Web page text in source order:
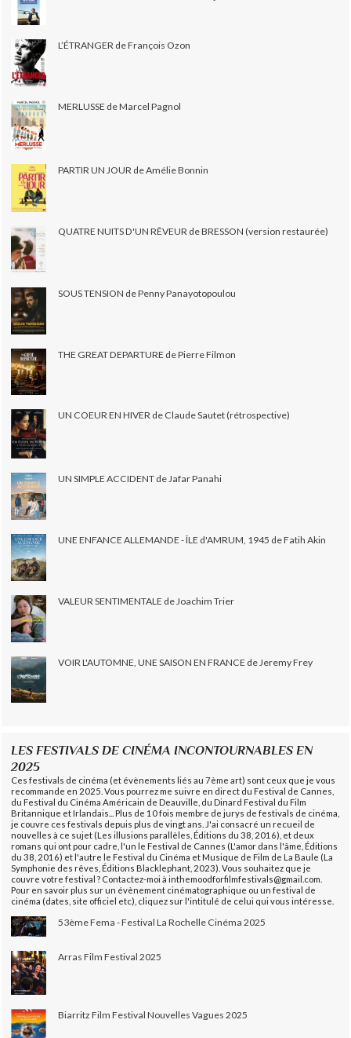
L’ÉTRANGER de François Ozon
MERLUSSE de Marcel Pagnol
PARTIR UN JOUR de Amélie Bonnin
QUATRE NUITS D'UN RÊVEUR de BRESSON (version restaurée)
SOUS TENSION de Penny Panayotopoulou
THE GREAT DEPARTURE de Pierre Filmon
UN COEUR EN HIVER de Claude Sautet (rétrospective)
UN SIMPLE ACCIDENT de Jafar Panahi
UNE ENFANCE ALLEMANDE - ÎLE d'AMRUM, 1945 de Fatih Akin
VALEUR SENTIMENTALE de Joachim Trier
VOIR L'AUTOMNE, UNE SAISON EN FRANCE de Jeremy Frey
LES FESTIVALS DE CINÉMA INCONTOURNABLES EN
2025
Ces festivals de cinéma (et évènements liés au 7ème art) sont ceux que je vous
recommande en 2025. Vous pourrez me suivre en direct du Festival de Cannes,
du Festival du Cinéma Américain de Deauville, du Dinard Festival du Film
Britannique et Irlandais... Plus de 10 fois membre de jurys de festivals de cinéma,
je couvre ces festivals depuis plus de vingt ans. J'ai consacré un recueil de
nouvelles à ce sujet (Les illusions parallèles, Éditions du 38, 2016), et deux
romans qui ont pour cadre, l'un le Festival de Cannes (L'amor dans l'âme, Éditions
du 38, 2016) et l'autre le Festival du Cinéma et Musique de Film de La Baule (La
Symphonie des rêves, Éditions Blacklephant, 2023). Vous souhaitez que je
couvre votre festival ? Contactez-moi à inthemoodforfilmfestivals@gmail.com.
Pour en savoir plus sur un évènement cinématographique ou un festival de
cinéma (dates, site officiel etc), cliquez sur l'intitulé de celui qui vous intéresse.
53ème Fema - Festival La Rochelle Cinéma 2025
Arras Film Festival 2025
Biarritz Film Festival Nouvelles Vagues 2025